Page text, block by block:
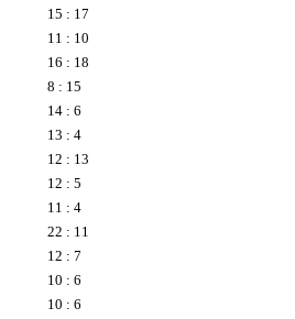
15 : 17
11 : 10
16 : 18
8 : 15
14 : 6
13 : 4
12 : 13
12 : 5
11 : 4
22 : 11
12 : 7
10 : 6
10 : 6